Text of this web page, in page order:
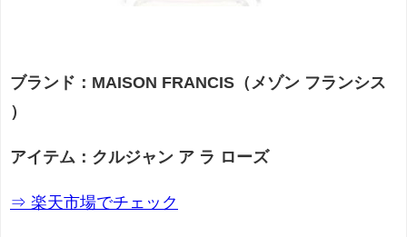
ブランド：MAISON FRANCIS（メゾン フランシス
）
アイテム：クルジャン ア ラ ローズ
⇒ 楽天市場でチェック